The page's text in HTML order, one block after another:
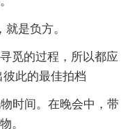
是负方。
觅的过程，所以都应
此的最佳拍档
时间。在晚会中，带
。